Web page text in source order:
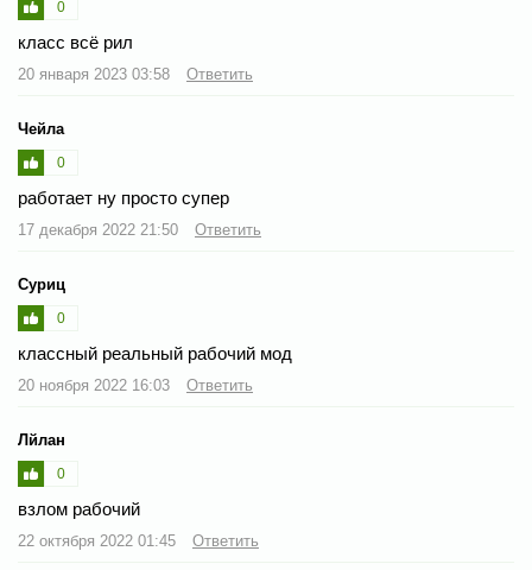
0
класс всё рил
20 января 2023 03:58 Ответить
Чейла
0
работает ну просто супер
17 декабря 2022 21:50 Ответить
Суриц
0
классный реальный рабочий мод
20 ноября 2022 16:03 Ответить
Лйлан
0
взлом рабочий
22 октября 2022 01:45 Ответить